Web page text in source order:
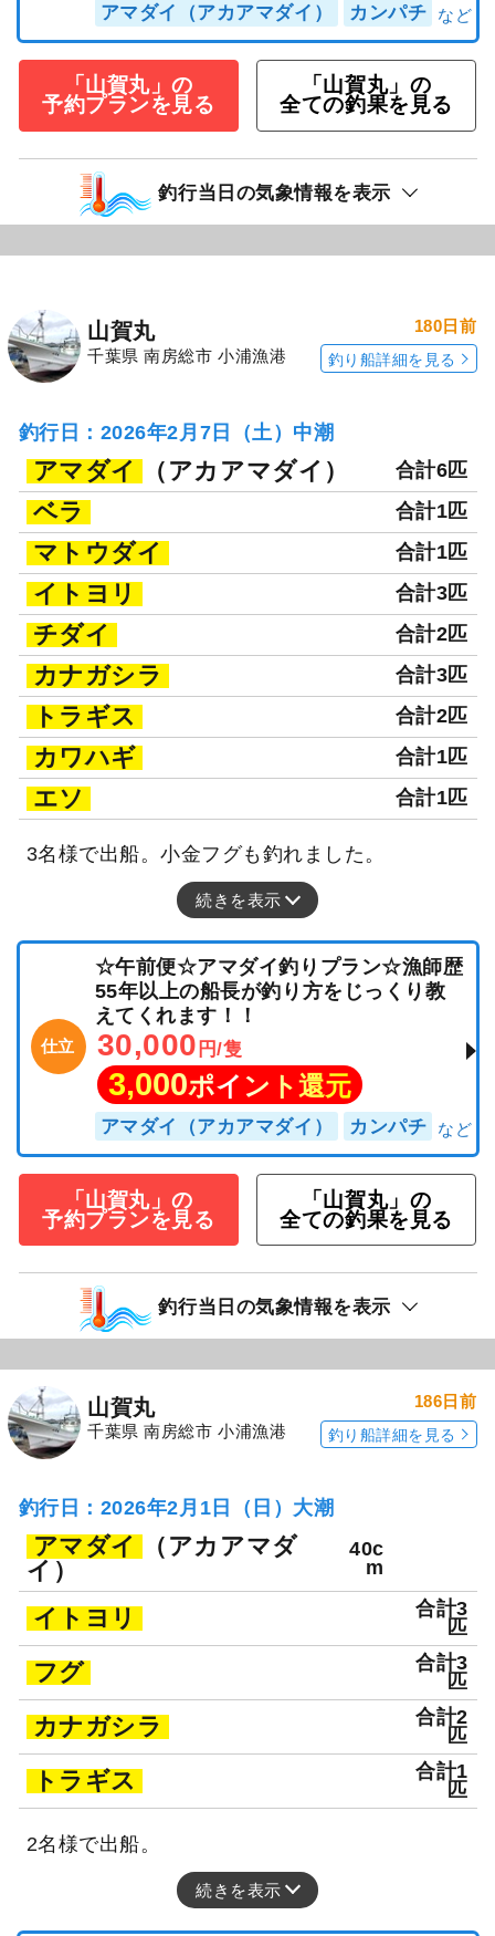
アマダイ（アカアマダイ） カンパチ
「山賀丸」の
予約プランを見る
「山賀丸」の
全ての釣果を見る
釣行当日の気象情報を表示
山賀丸
千葉県 南房総市 小浦漁港
180日前
釣り船詳細を見る
釣行日：2026年2月7日（土）中潮
アマダイ （アカアマダイ） 合計6匹
ベラ 合計1匹
マトウダイ 合計1匹
イトヨリ 合計3匹
チダイ 合計2匹
カナガシラ 合計3匹
トラギス 合計2匹
カワハギ 合計1匹
エソ 合計1匹
3名様で出船。小金フグも釣れました。
続きを表示
仕立
☆午前便☆アマダイ釣りプラン☆漁師歴
55年以上の船長が釣り方をじっくり教
えてくれます！！
30,000 円/隻
3,000ポイント還元
アマダイ（アカアマダイ） カンパチ
「山賀丸」の
予約プランを見る
「山賀丸」の
全ての釣果を見る
釣行当日の気象情報を表示
山賀丸
千葉県 南房総市 小浦漁港
186日前
釣り船詳細を見る
釣行日：2026年2月1日（日）大潮
アマダイ
（アカアマダ
イ）
40c
m
イトヨリ
合計3
匹
フグ
合計3
匹
カナガシラ
合計2
匹
トラギス
合計1
匹
2名様で出船。
続きを表示